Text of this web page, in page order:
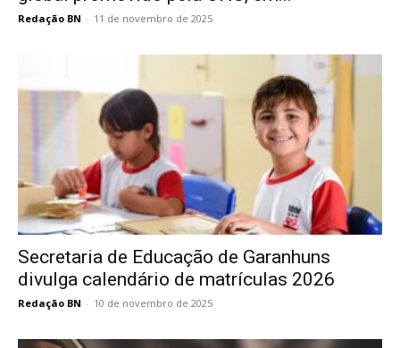
Redação BN - 11 de novembro de 2025
Secretaria de Educação de Garanhuns
divulga calendário de matrículas 2026
Redação BN - 10 de novembro de 2025